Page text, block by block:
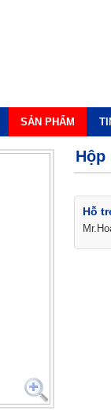
SẢN PHẨM
Hộp
Hỗ